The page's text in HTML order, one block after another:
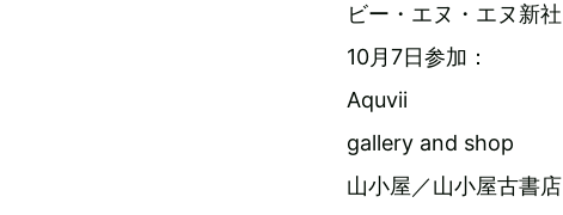
ビー・エヌ・エヌ新社
10月7日参加：
Aquvii
gallery and shop
山小屋／山小屋古書店